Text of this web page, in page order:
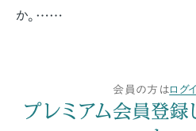
か。……
会員の方はログ
プレミアム会員登録